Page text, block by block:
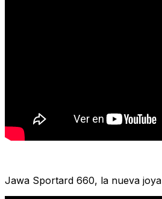
Jawa Sportard 660, la nueva joya